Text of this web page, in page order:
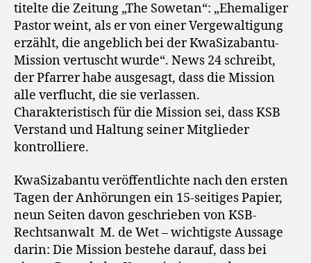
titelte die Zeitung „The Sowetan“: „Ehemaliger
Pastor weint, als er von einer Vergewaltigung
erzählt, die angeblich bei der KwaSizabantu-
Mission vertuscht wurde“. News 24 schreibt,
der Pfarrer habe ausgesagt, dass die Mission
alle verflucht, die sie verlassen.
Charakteristisch für die Mission sei, dass KSB
Verstand und Haltung seiner Mitglieder
kontrolliere.
KwaSizabantu veröffentlichte nach den ersten
Tagen der Anhörungen ein 15-seitiges Papier,
neun Seiten davon geschrieben von KSB-
Rechtsanwalt M. de Wet – wichtigste Aussage
darin: Die Mission bestehe darauf, dass bei